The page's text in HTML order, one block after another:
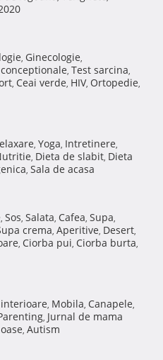
, Ginecologie,
, Test sarcina,
, Ceai verde, HIV, Ortopedie,
, Yoga, Intretinere,
, Dieta de slabit, Dieta
, Sala de acasa
, Sos, Salata, Cafea, Supa,
crema, Aperitive, Desert,
, Ciorba pui, Ciorba burta,
, Mobila, Canapele,
, Jurnal de mama
, Autism